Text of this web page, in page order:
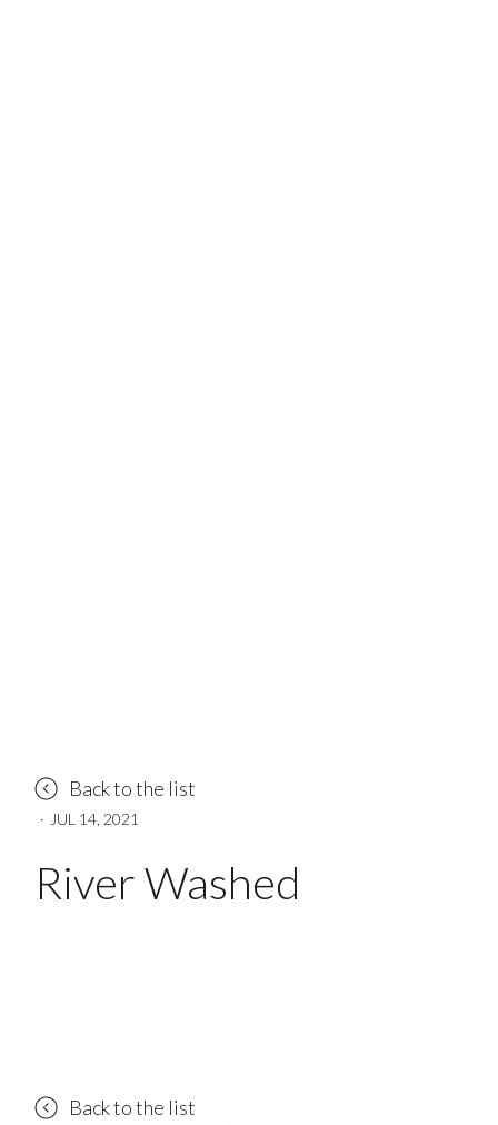
Back to the list
· JUL 14, 2021
River Washed
Back to the list